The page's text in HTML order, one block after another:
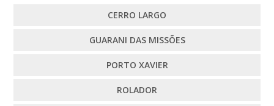
CERRO LARGO
GUARANI DAS MISSÕES
PORTO XAVIER
ROLADOR